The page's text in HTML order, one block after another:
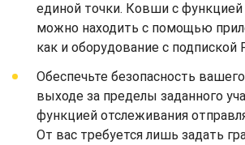
единой точки. Ковши с
можно находить с помощью
как и оборудование с подпиской
Обеспечьте безопасность
выходе за пределы заданного
функцией отслеживания
От вас требуется лишь задать